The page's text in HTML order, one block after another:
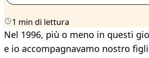
1 min di lettura
Nel 1996, più o meno in questi
e io accompagnavamo nostro